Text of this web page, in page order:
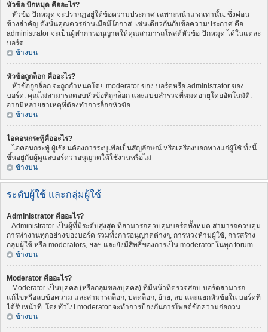
หัวข้อ ปักหมุด คืออะไร?
หัวข้อ ปักหมุด จะปรากฏอยู่ใต้ข้อความประกาศ เฉพาะหน้าแรกเท่านั้น. ซึ่งค่อน
ข้างสำคัญ ดังนั้นคุณควรอ่านเมื่อมีโอกาส. เช่นเดียวกันกับข้อความประกาศ คือ
administrator จะเป็นผู้ทำการอนุญาตให้คุณสามารถโพสต์หัวข้อ ปักหมุด ได้ในแต่ละ
บอร์ด.
ข้างบน
หัวข้อถูกล็อก คืออะไร?
หัวข้อถูกล็อก จะถูกกำหนดโดย moderator ของ บอร์ดหรือ administrator ของ
บอร์ด. คุณไม่สามารถตอบหัวข้อที่ถูกล็อก และแบบสำรวจที่หมดอายุโดยอัตโนมัติ.
อาจมีหลายสาเหตุที่ต้องทำการล็อกหัวข้อ.
ข้างบน
ไอคอนกระทู้คืออะไร?
ไอคอนกระทู้ ผู้เขียนต้องการระบุเพื่อเป็นสัญลักษณ์ หรือเครื่องบอกทางแก่ผู้ใช้ ทั้งนี้
ขึ้นอยู่กับผู้ดูแลบอร์ดว่าอนุญาตให้ใช้งานหรือไม่
ข้างบน
ระดับผู้ใช้ และกลุ่มผู้ใช้
Administrator คืออะไร?
Administrator เป็นผู้ที่มีระดับสูงสุด ที่สามารถควบคุมบอร์ดทั้งหมด สามารถควบคุม
การทำงานทุกอย่างของบอร์ด รวมทั้งการอนุญาตต่างๆ, การหวงห้ามผู้ใช้, การสร้าง
กลุ่มผู้ใช้ หรือ moderators, ฯลฯ และยังมีสิทธิ์ของการเป็น moderator ในทุก forum.
ข้างบน
Moderator คืออะไร?
Moderator เป็นบุคคล (หรือกลุ่มของบุคคล) ที่มีหน้าที่ตรวจสอบ บอร์ดสามารถ
แก้ไขหรือลบข้อความ และสามารถล็อก, ปลดล็อก, ย้าย, ลบ และแยกหัวข้อใน บอร์ดที่
ได้รับหน้าที่. โดยทั่วไป moderator จะทำการป้องกันการโพสต์ข้อความก่อกวน.
ข้างบน